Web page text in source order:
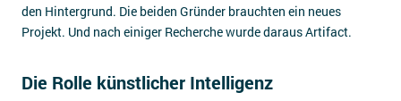
den Hintergrund. Die beiden Gründer brauchten ein neues
Projekt. Und nach einiger Recherche wurde daraus Artifact.
Die Rolle künstlicher Intelligenz